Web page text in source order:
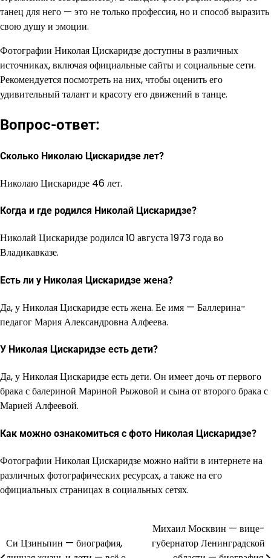
танец для него — это не только профессия, но и способ выразить
свою душу и эмоции.
Фотографии Николая Цискаридзе доступны в различных
источниках, включая официальные сайты и социальные сети.
Рекомендуется посмотреть на них, чтобы оценить его
удивительный талант и красоту его движений в танце.
Вопрос-ответ:
Сколько Николаю Цискаридзе лет?
Николаю Цискаридзе 46 лет.
Когда и где родился Николай Цискаридзе?
Николай Цискаридзе родился 10 августа 1973 года во
Владикавказе.
Есть ли у Николая Цискаридзе жена?
Да, у Николая Цискаридзе есть жена. Ее имя — Баллерина-
педагог Мария Александровна Алфеева.
У Николая Цискаридзе есть дети?
Да, у Николая Цискаридзе есть дети. Он имеет дочь от первого
брака с балериной Мариной Рыжовой и сына от второго брака с
Марией Алфеевой.
Как можно ознакомиться с фото Николая Цискаридзе?
Фотографии Николая Цискаридзе можно найти в интернете на
различных фотографических ресурсах, а также на его
официальных страницах в социальных сетях.
по
Си Цзиньпин — биография,
Михаил Москвин — вице-
губернатор Ленинградской